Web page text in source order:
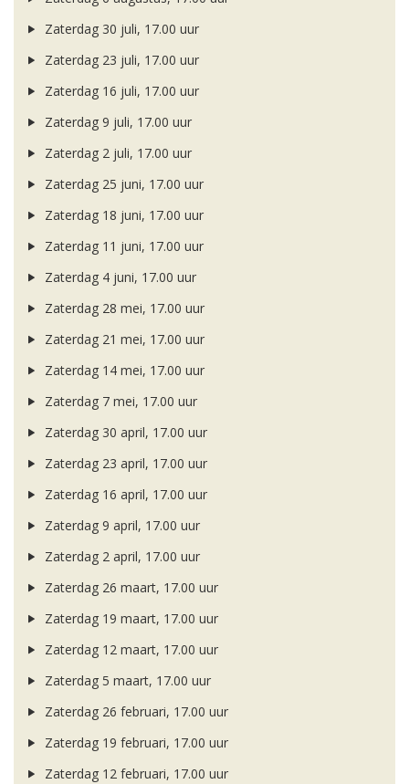
Zaterdag 30 juli, 17.00 uur
Zaterdag 23 juli, 17.00 uur
Zaterdag 16 juli, 17.00 uur
Zaterdag 9 juli, 17.00 uur
Zaterdag 2 juli, 17.00 uur
Zaterdag 25 juni, 17.00 uur
Zaterdag 18 juni, 17.00 uur
Zaterdag 11 juni, 17.00 uur
Zaterdag 4 juni, 17.00 uur
Zaterdag 28 mei, 17.00 uur
Zaterdag 21 mei, 17.00 uur
Zaterdag 14 mei, 17.00 uur
Zaterdag 7 mei, 17.00 uur
Zaterdag 30 april, 17.00 uur
Zaterdag 23 april, 17.00 uur
Zaterdag 16 april, 17.00 uur
Zaterdag 9 april, 17.00 uur
Zaterdag 2 april, 17.00 uur
Zaterdag 26 maart, 17.00 uur
Zaterdag 19 maart, 17.00 uur
Zaterdag 12 maart, 17.00 uur
Zaterdag 5 maart, 17.00 uur
Zaterdag 26 februari, 17.00 uur
Zaterdag 19 februari, 17.00 uur
Zaterdag 12 februari, 17.00 uur